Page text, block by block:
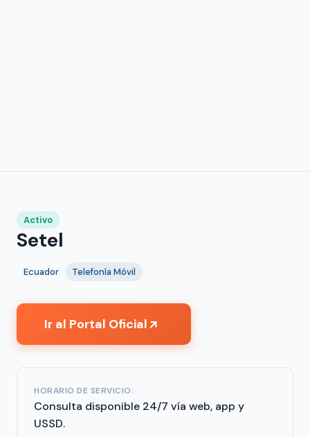
Activo
Setel
Ecuador Telefonía Móvil
Ir al Portal Oficial↗
HORARIO DE SERVICIO:
Consulta disponible 24/7 vía web, app y
USSD.